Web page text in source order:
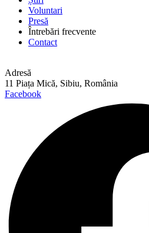
Voluntari
Presă
Întrebări frecvente
Contact
Adresă
11 Piața Mică, Sibiu, România
Facebook